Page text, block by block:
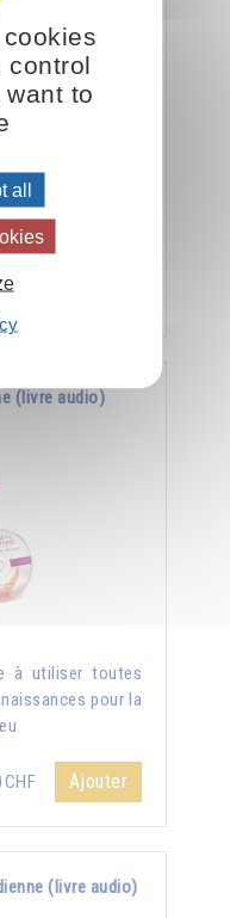
maladie, c’est
(livre audio)
à utiliser toutes
pour la
Ajouter
(livre audio)
control
to
all